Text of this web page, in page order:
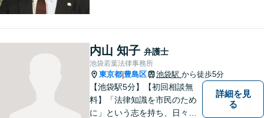
棄などお任せください【池袋8
分】交通事故・借金問題にも
対応
内山 知子 弁護士
池袋若葉法律事務所
東京都 豊島区 池袋駅 から徒歩5分
【池袋駅5分】【初回相談無
料】「法律知識を市民のため
に」という志を持ち、日々弁
詳細を見
る